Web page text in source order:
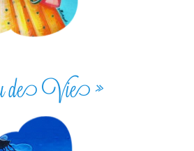
de Vie »